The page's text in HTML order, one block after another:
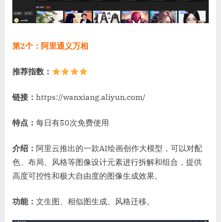
第2个：阿里通义万相
推荐指数：
链接： https://wanxiang.aliyun.com/
特点： 每日有50次免费使用
介绍： 阿里云推出的一款AI绘画创作大模型，可以对配
色、布局、风格等图像设计元素进行拆解和组合，提供
高度可控性和极大自由度的图像生成效果。
功能： 文生图、相似图生成、风格迁移。